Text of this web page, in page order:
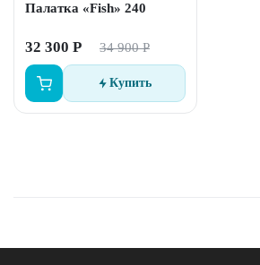
Палатка «Fish» 240
32 300 Р 34 900 Р
Купить